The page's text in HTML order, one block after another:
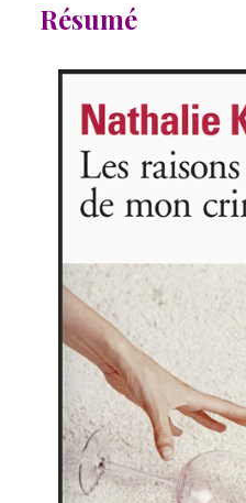
Résumé